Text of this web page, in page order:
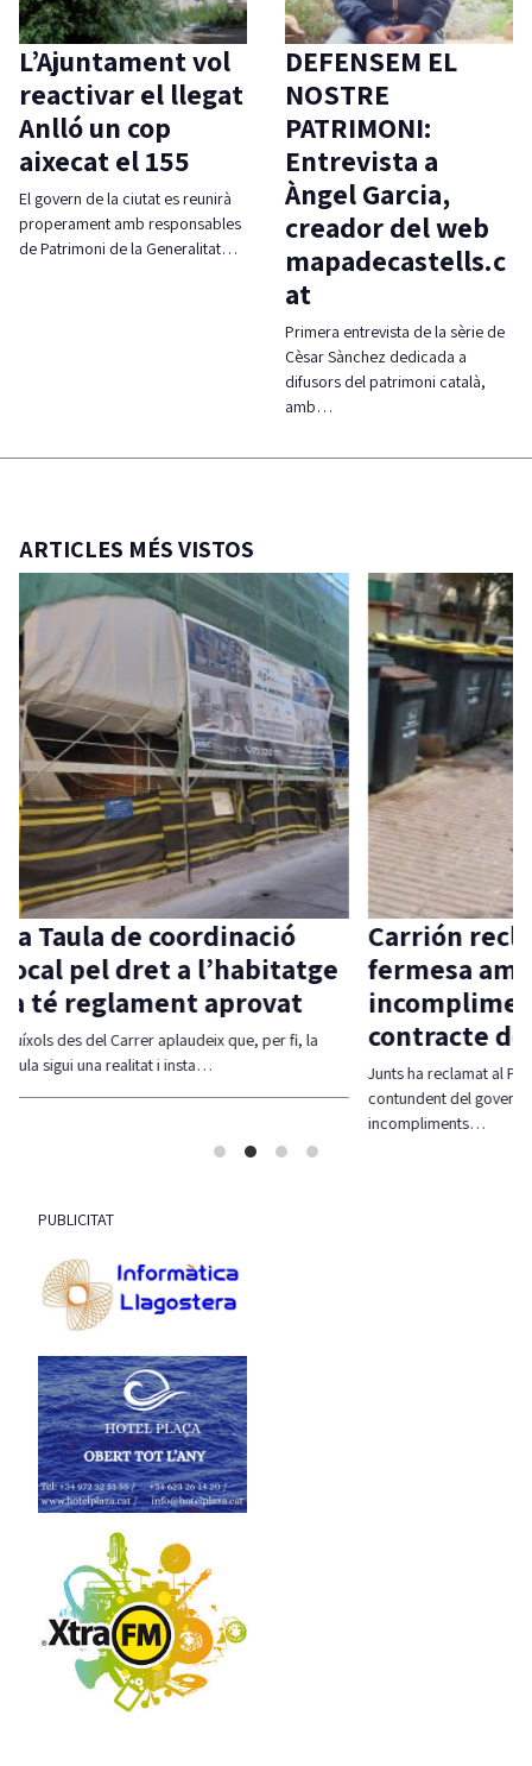
L’Ajuntament vol
reactivar el llegat
Anlló un cop
aixecat el 155
El govern de la ciutat es reunirà
properament amb responsables
de Patrimoni de la Generalitat…
DEFENSEM EL
NOSTRE
PATRIMONI:
Entrevista a
Àngel Garcia,
creador del web
mapadecastells.c
at
Primera entrevista de la sèrie de
Cèsar Sànchez dedicada a
difusors del patrimoni català,
amb…
ARTICLES MÉS VISTOS
fi, la
Carrión reclama més
fermesa amb els
incompliments del
contracte de neteja
Junts ha reclamat al Ple una actuació molt més
contundent del govern pels reiterats
els
Els
d'Aro i